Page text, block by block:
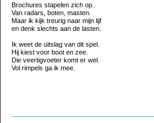
Brochures stapelen zich op.
Van radars, boten, masten.
Maar ik kijk treurig naar mijn lijf
en denk slechts aan de lasten.
Ik weet de uitslag van dit spel.
Hij kiest voor boot en zee.
Die veertigvoeter komt er wel.
Vol rimpels ga ik mee.